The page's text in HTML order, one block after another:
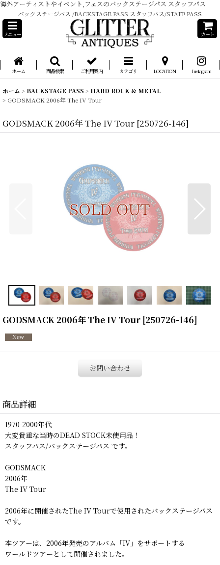
海外アーティストやイベント,フェスのバックステージパス スタッフパス
バックステージパス /BACKSTAGE PASS スタッフパス/STAFF PASS
メニュー カート
ホーム 商品検索 ご利用案内 カテゴリ LOCATION Instagram
ホーム > BACKSTAGE PASS > HARD ROCK & METAL
> GODSMACK 2006年 The IV Tour
GODSMACK 2006年 The IV Tour [250726-146]
GODSMACK 2006年 The IV Tour [250726-146]
お問い合わせ
商品詳細
1970-2000年代
大変貴重な当時のDEAD STOCK未使用品！
スタッフパス/バックステージパス です。
GODSMACK
2006年
The IV Tour
2006年に開催されたThe IV Tourで使用されたバックステージパス
です。
本ツアーは、2006年発売のアルバム「IV」をサポートする
ワールドツアーとして開催されました。